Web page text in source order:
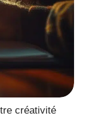
créativité